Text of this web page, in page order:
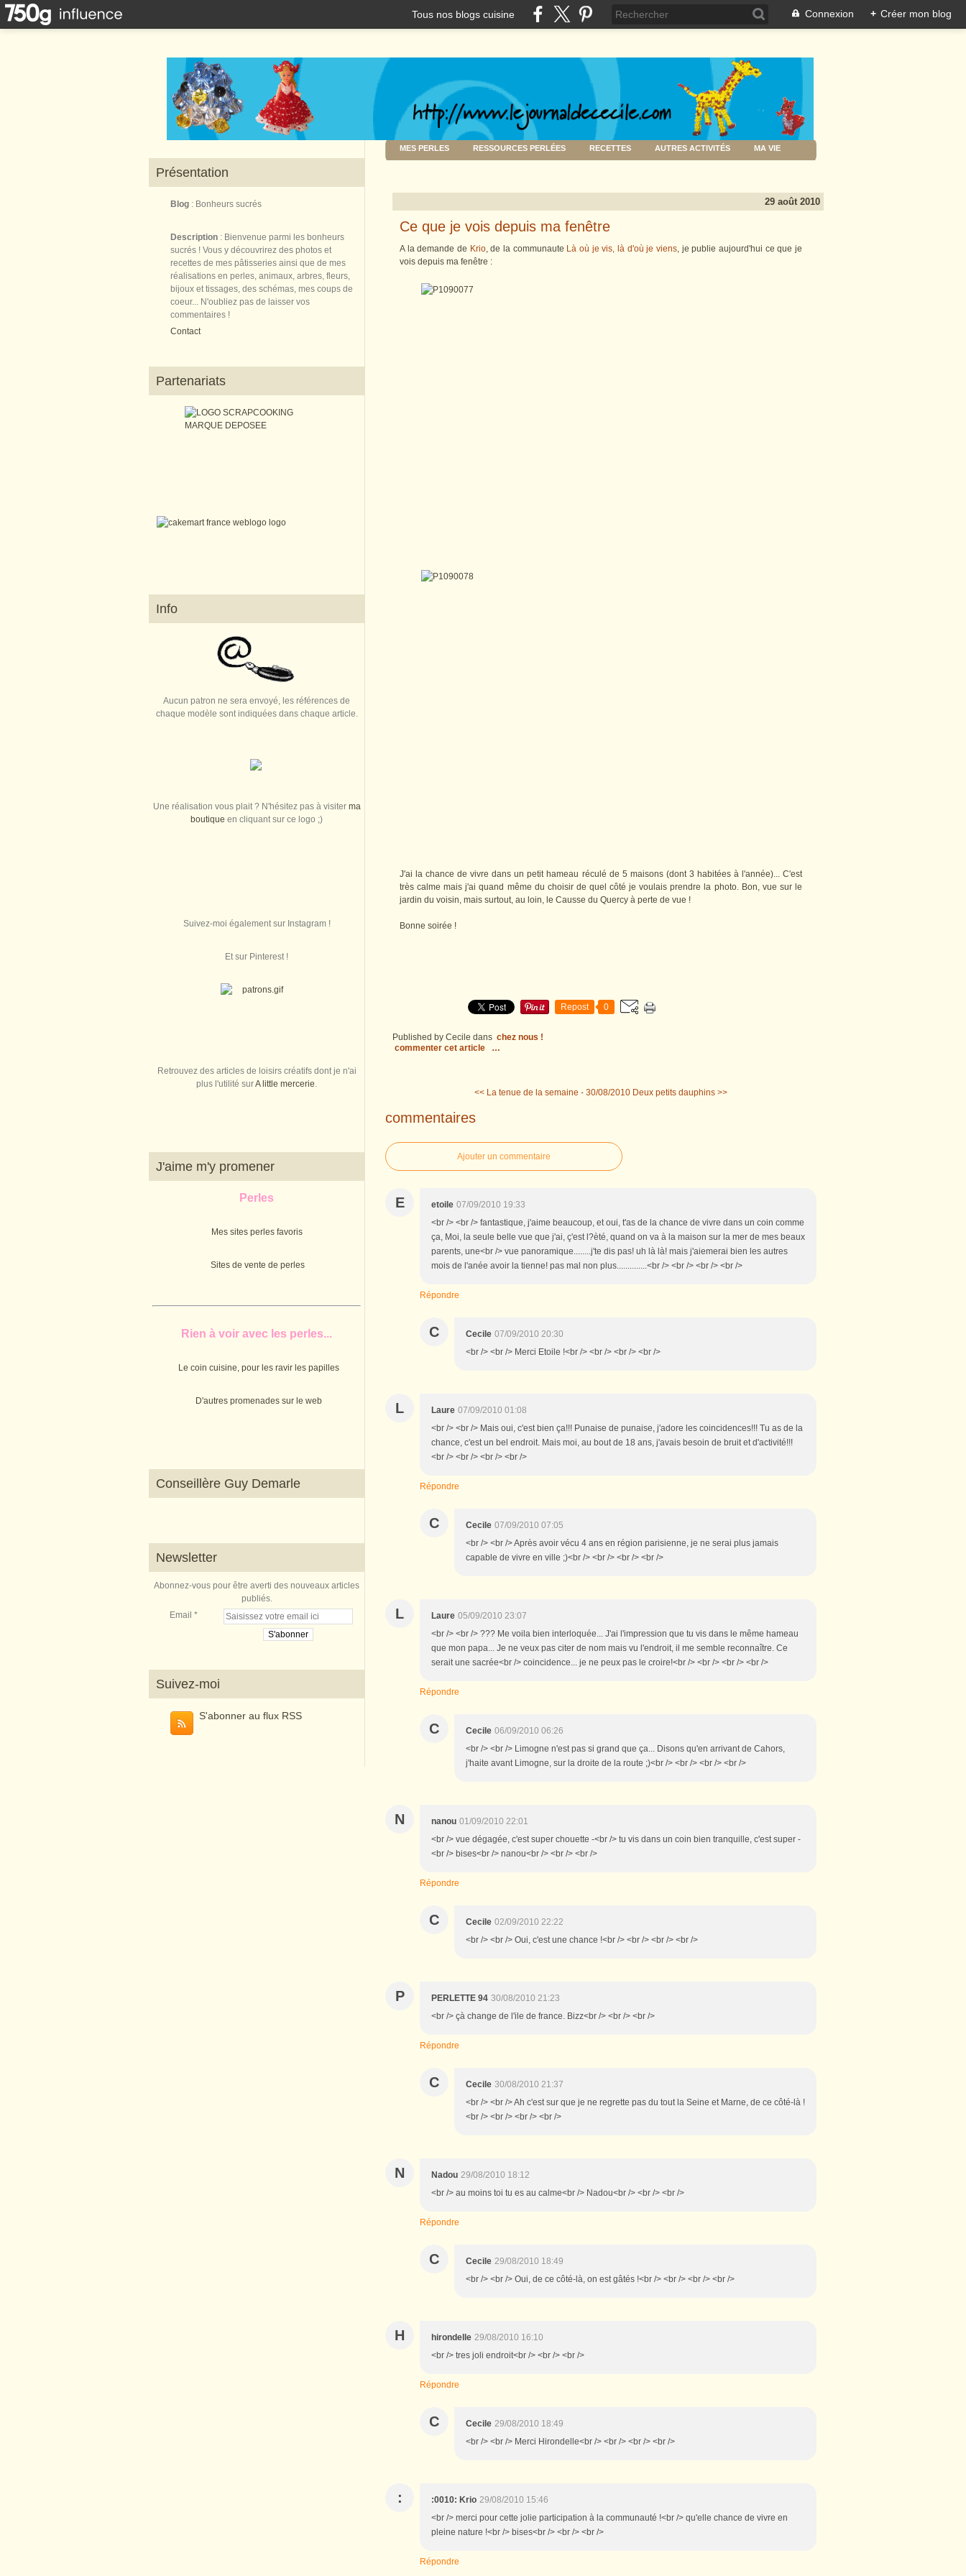
Tous nos blogs cuisine Connexion + Créer mon blog
Présentation
Blog : Bonheurs sucrés
Description : Bienvenue parmi les bonheurs
sucrés ! Vous y découvrirez des photos et
recettes de mes pâtisseries ainsi que de mes
réalisations en perles, animaux, arbres, fleurs,
bijoux et tissages, des schémas, mes coups de
coeur... N'oubliez pas de laisser vos
commentaires !
Contact
Partenariats
Info
Aucun patron ne sera envoyé, les références de
chaque modèle sont indiquées dans chaque article.
Une réalisation vous plait ? N'hésitez pas à visiter ma
boutique en cliquant sur ce logo ;)
Suivez-moi également sur Instagram !
Et sur Pinterest !
Retrouvez des articles de loisirs créatifs dont je n'ai
plus l'utilité surA little mercerie.
J'aime m'y promener
Perles
Mes sites perles favoris
Sites de vente de perles
Rien à voir avec les perles...
Le coin cuisine, pour les ravir les papilles
D'autres promenades sur le web
Conseillère Guy Demarle
Newsletter
Abonnez-vous pour être averti des nouveaux articles
publiés.
Email
Suivez-moi
S'abonner au flux RSS
MES PERLES RESSOURCES PERLÉES RECETTES AUTRES ACTIVITÉS MA VIE
29 août 2010
Ce que je vois depuis ma fenêtre
A la demande de Krio, de la communaute Là où je vis, là d'où je viens, je publie aujourd'hui ce que je
vois depuis ma fenêtre :
J'ai la chance de vivre dans un petit hameau réculé de 5 maisons (dont 3 habitées à l'année)... C'est
très calme mais j'ai quand même du choisir de quel côté je voulais prendre la photo. Bon, vue sur le
jardin du voisin, mais surtout, au loin, le Causse du Quercy à perte de vue !
Bonne soirée !
Repost 0
Published by Cecile dans chez nous !
commenter cet article
…
<< La tenue de la semaine - 30/08/2010 Deux petits dauphins >>
commentaires
Ajouter un commentaire
E etoile 07/09/2010 19:33
<br /> <br /> fantastique, j'aime beaucoup, et oui, t'as de la chance de vivre dans un coin comme
ça, Moi, la seule belle vue que j'ai, ç'est l?èté, quand on va à la maison sur la mer de mes beaux
parents, une<br /> vue panoramique........j'te dis pas! uh là là! mais j'aiemerai bien les autres
mois de l'anée avoir la tienne! pas mal non plus..............<br /> <br /> <br /> <br />
Répondre
C Cecile 07/09/2010 20:30
<br /> <br /> Merci Etoile !<br /> <br /> <br /> <br />
L Laure 07/09/2010 01:08
<br /> <br /> Mais oui, c'est bien ça!!! Punaise de punaise, j'adore les coincidences!!! Tu as de la
chance, c'est un bel endroit. Mais moi, au bout de 18 ans, j'avais besoin de bruit et d'activité!!!
<br /> <br /> <br /> <br />
Répondre
C Cecile 07/09/2010 07:05
<br /> <br /> Après avoir vécu 4 ans en région parisienne, je ne serai plus jamais
capable de vivre en ville ;)<br /> <br /> <br /> <br />
L Laure 05/09/2010 23:07
<br /> <br /> ??? Me voila bien interloquée... J'ai l'impression que tu vis dans le même hameau
que mon papa... Je ne veux pas citer de nom mais vu l'endroit, il me semble reconnaître. Ce
serait une sacrée<br /> coincidence... je ne peux pas le croire!<br /> <br /> <br /> <br />
Répondre
C Cecile 06/09/2010 06:26
<br /> <br /> Limogne n'est pas si grand que ça... Disons qu'en arrivant de Cahors,
j'haite avant Limogne, sur la droite de la route ;)<br /> <br /> <br /> <br />
N nanou 01/09/2010 22:01
<br /> vue dégagée, c'est super chouette -<br /> tu vis dans un coin bien tranquille, c'est super -
<br /> bises<br /> nanou<br /> <br /> <br />
Répondre
C Cecile 02/09/2010 22:22
<br /> <br /> Oui, c'est une chance !<br /> <br /> <br /> <br />
P PERLETTE 94 30/08/2010 21:23
<br /> çà change de l'ile de france. Bizz<br /> <br /> <br />
Répondre
C Cecile 30/08/2010 21:37
<br /> <br /> Ah c'est sur que je ne regrette pas du tout la Seine et Marne, de ce côté-là !
<br /> <br /> <br /> <br />
N Nadou 29/08/2010 18:12
<br /> au moins toi tu es au calme<br /> Nadou<br /> <br /> <br />
Répondre
C Cecile 29/08/2010 18:49
<br /> <br /> Oui, de ce côté-là, on est gâtés !<br /> <br /> <br /> <br />
H hirondelle 29/08/2010 16:10
<br /> tres joli endroit<br /> <br /> <br />
Répondre
C Cecile 29/08/2010 18:49
<br /> <br /> Merci Hirondelle<br /> <br /> <br /> <br />
: :0010: Krio 29/08/2010 15:46
<br /> merci pour cette jolie participation à la communauté !<br /> qu'elle chance de vivre en
pleine nature !<br /> bises<br /> <br /> <br />
Répondre